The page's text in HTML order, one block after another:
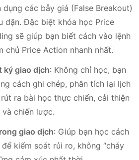
dụng các bẫy giá (False Breakout)
đặn. Đặc biệt khóa học Price
sẽ giúp bạn biết cách vào lệnh
chủ Price Action nhanh nhất.
ký giao dịch: Không chỉ học, bạn
cách ghi chép, phân tích lại lịch
ra bài học thực chiến, cải thiện
chiến lược.
giao dịch: Giúp bạn học cách
kiểm soát rủi ro, không “cháy